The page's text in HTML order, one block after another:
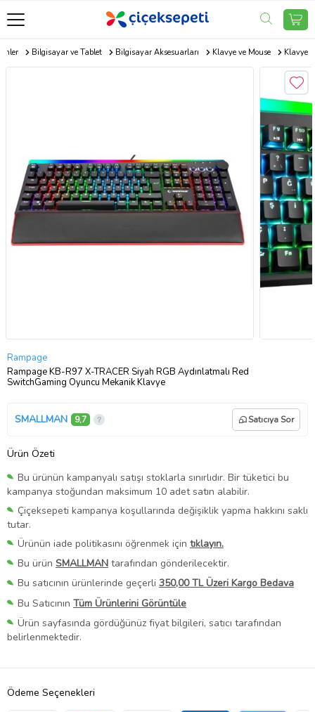
Bilgisayar ve Tablet Bilgisayar Aksesuarları Klavye ve Mouse Klavye
Rampage
Rampage KB-R97 X-TRACER Siyah RGB Aydınlatmalı Red
SwitchGaming Oyuncu Mekanik Klavye
SMALLMAN 9,7 Satıcıya Sor
Ürün Özeti
Bu ürünün kampanyalı satışı stoklarla sınırlıdır. Bir tüketici bu
kampanya stoğundan maksimum 10 adet satın alabilir.
Çiçeksepeti kampanya koşullarında değişiklik yapma hakkını saklı
tutar.
Ürünün iade politikasını öğrenmek için tıklayın.
Bu ürün SMALLMAN tarafından gönderilecektir.
Bu satıcının ürünlerinde geçerli 350,00 TL Üzeri Kargo Bedava
Bu Satıcının Tüm Ürünlerini Görüntüle
Ürün sayfasında gördüğünüz fiyat bilgileri, satıcı tarafından
belirlenmektedir.
Ödeme Seçenekleri